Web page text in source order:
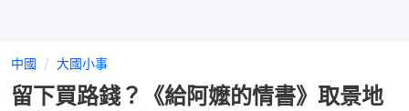
中國 大國小事
留下買路錢？《給阿嬤的情書》取景地